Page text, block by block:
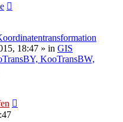
18:47 » in GIS
KooTransBW,